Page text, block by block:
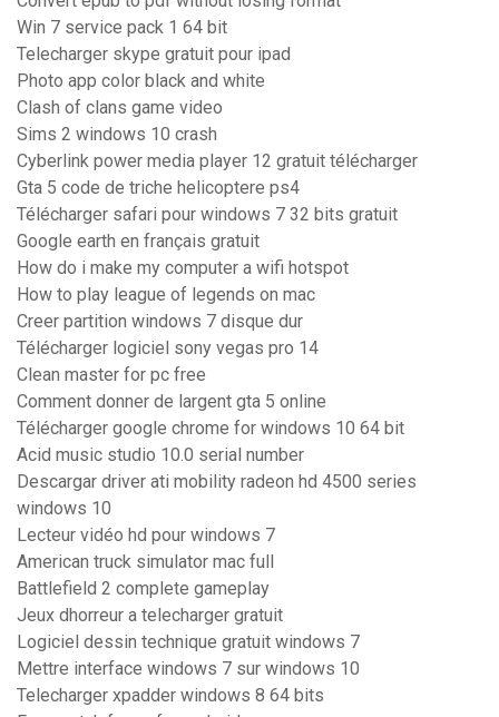
Win 7 service pack 1 64 bit
Telecharger skype gratuit pour ipad
Photo app color black and white
Clash of clans game video
Sims 2 windows 10 crash
Cyberlink power media player 12 gratuit télécharger
Gta 5 code de triche helicoptere ps4
Télécharger safari pour windows 7 32 bits gratuit
Google earth en français gratuit
How do i make my computer a wifi hotspot
How to play league of legends on mac
Creer partition windows 7 disque dur
Télécharger logiciel sony vegas pro 14
Clean master for pc free
Comment donner de largent gta 5 online
Télécharger google chrome for windows 10 64 bit
Acid music studio 10.0 serial number
Descargar driver ati mobility radeon hd 4500 series
windows 10
Lecteur vidéo hd pour windows 7
American truck simulator mac full
Battlefield 2 complete gameplay
Jeux dhorreur a telecharger gratuit
Logiciel dessin technique gratuit windows 7
Mettre interface windows 7 sur windows 10
Telecharger xpadder windows 8 64 bits